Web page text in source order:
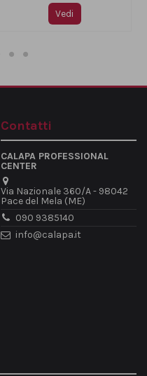
Vedi
Contatti
CALAPA PROFESSIONAL
CENTER
Via Nazionale 360/A - 98042
Pace del Mela (ME)
090 9385140
info@calapa.it